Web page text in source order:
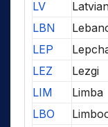
LV
LBN
LEP
LEZ
Lezgi
LIM
Limba
LBO